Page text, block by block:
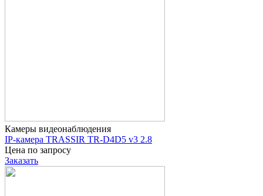
Камеры видеонаблюдения
IP-камера TRASSIR TR-D4D5 v3 2.8
Цена по запросу
Заказать